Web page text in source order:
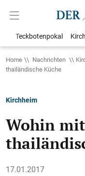
Teckbotenpokal
Home Nachrichten
thailändische Küche
Kirchheim
Wohin
17.01.2017